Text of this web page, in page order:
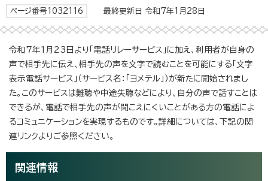
ページ番号1032116 最終更新日 令和7年1月28日
令和7年1月23日より「電話リレーサービス」に加え、利用者が自身の
声で相手先に伝え、相手先の声を文字で読むことを可能にする「文字
表示電話サービス」（サービス名：「ヨメテル」）が新たに開始されまし
た。このサービスは難聴や中途失聴などにより、自分の声で話すことは
できるが、電話で相手先の声が聞こえにくいことがある方の電話によ
るコミュニケーションを実現するものです。詳細については、下記の関
連リンクよりご参照ください。
関連情報